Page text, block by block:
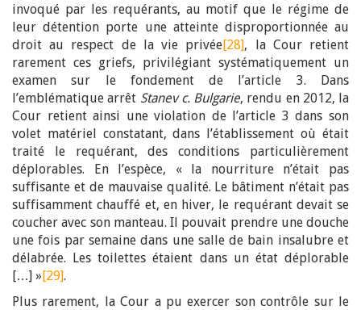
invoqué par les requérants, au motif que le régime de
leur détention porte une atteinte disproportionnée au
droit au respect de la vie privée[28], la Cour retient
rarement ces griefs, privilégiant systématiquement un
examen sur le fondement de l’article 3. Dans
l’emblématique arrêt Stanev c. Bulgarie, rendu en 2012, la
Cour retient ainsi une violation de l’article 3 dans son
volet matériel constatant, dans l’établissement où était
traité le requérant, des conditions particulièrement
déplorables. En l’espèce, « la nourriture n’était pas
suffisante et de mauvaise qualité. Le bâtiment n’était pas
suffisamment chauffé et, en hiver, le requérant devait se
coucher avec son manteau. Il pouvait prendre une douche
une fois par semaine dans une salle de bain insalubre et
délabrée. Les toilettes étaient dans un état déplorable
[…] »[29].
Plus rarement, la Cour a pu exercer son contrôle sur le